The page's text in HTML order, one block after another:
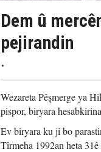
Dem û
pejirandin
.
Wezareta Pêşmerge ya
pispor, biryara
Ev biryara ku ji bo
Tîrmeha 1992an heta